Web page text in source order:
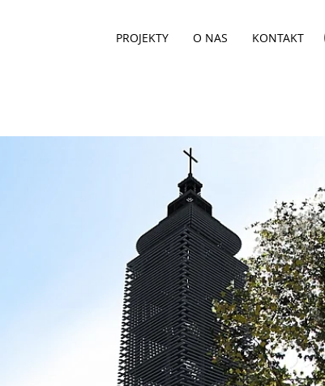
PROJEKTY O NAS KONTAKT